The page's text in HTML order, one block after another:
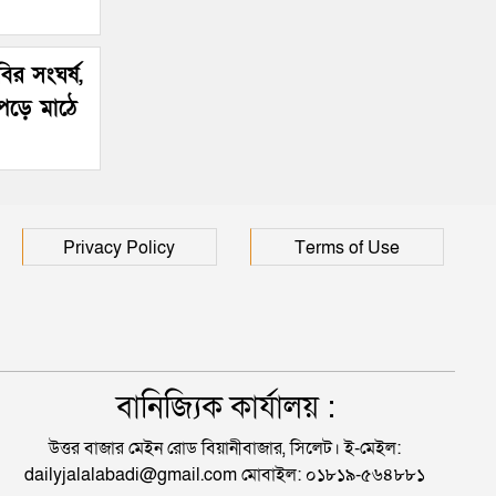
সংঘর্ষ,
মাঠে
Privacy Policy Terms of Use
বানিজ্যিক কার্যালয় :
উত্তর বাজার মেইন রোড বিয়ানীবাজার, সিলেট। ই-মেইল:
dailyjalalabadi@gmail.com মোবাইল: ০১৮১৯-৫৬৪৮৮১